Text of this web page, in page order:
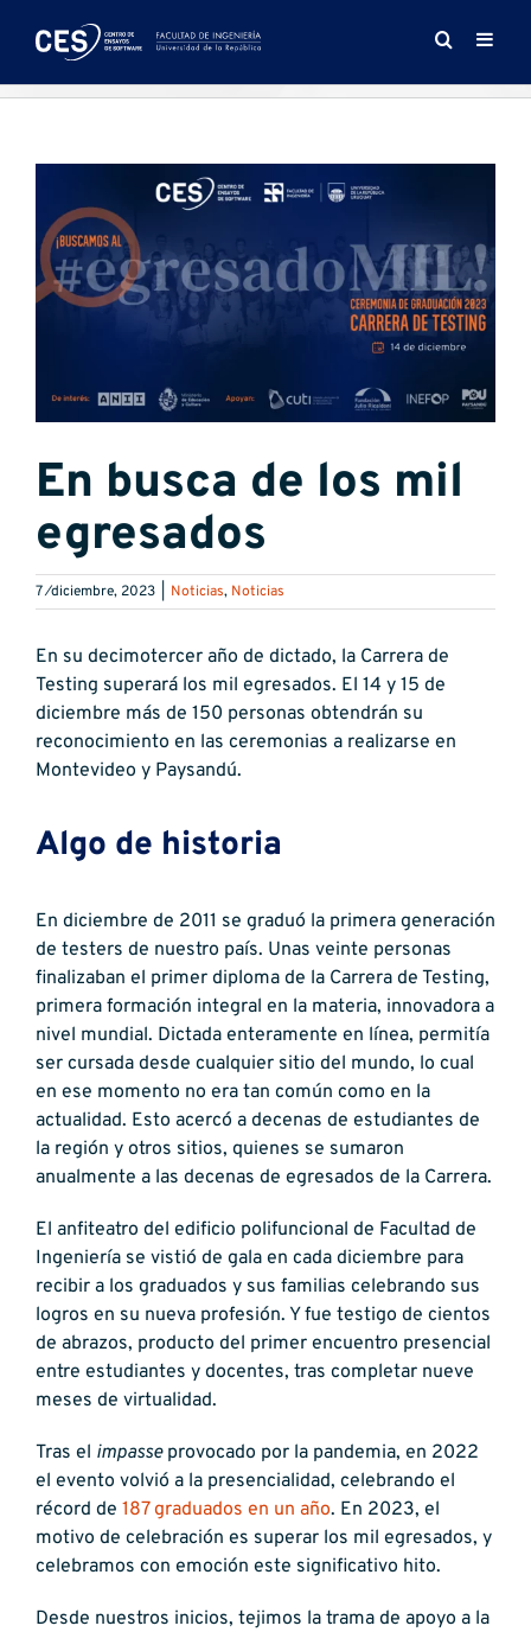
imagen
más
grande
En busca de los mil
egresados
7 ⁄diciembre, 2023 Noticias, Noticias
En su decimotercer año de dictado, la Carrera de
Testing superará los mil egresados. El 14 y 15 de
diciembre más de 150 personas obtendrán su
reconocimiento en las ceremonias a realizarse en
Montevideo y Paysandú.
Algo de historia
En diciembre de 2011 se graduó la primera generación
de testers de nuestro país. Unas veinte personas
finalizaban el primer diploma de la Carrera de Testing,
primera formación integral en la materia, innovadora a
nivel mundial. Dictada enteramente en línea, permitía
ser cursada desde cualquier sitio del mundo, lo cual
en ese momento no era tan común como en la
actualidad. Esto acercó a decenas de estudiantes de
la región y otros sitios, quienes se sumaron
anualmente a las decenas de egresados de la Carrera.
El anfiteatro del edificio polifuncional de Facultad de
Ingeniería se vistió de gala en cada diciembre para
recibir a los graduados y sus familias celebrando sus
logros en su nueva profesión. Y fue testigo de cientos
de abrazos, producto del primer encuentro presencial
entre estudiantes y docentes, tras completar nueve
meses de virtualidad.
Tras el impasseprovocado por la pandemia, en 2022
el evento volvió a la presencialidad, celebrando el
récord de 187 graduados en un año. En 2023, el
motivo de celebración es superar los mil egresados, y
celebramos con emoción este significativo hito.
Desde nuestros inicios, tejimos la trama de apoyo a la